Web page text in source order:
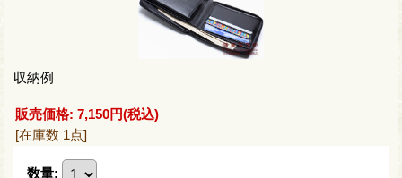
収納例
販売価格: 7,150円(税込)
[在庫数 1点]
数量: